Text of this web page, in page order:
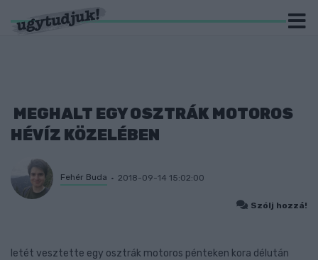
MEGHALT EGY OSZTRÁK MOTOROS
HÉVÍZ KÖZELÉBEN
Fehér Buda 2018-09-14 15:02:00
Szólj hozzá!
letét vesztette egy osztrák motoros pénteken kora délután